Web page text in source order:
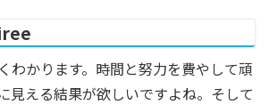
わかります。時間と努力を費やして頑
見える結果が欲しいですよね。そして